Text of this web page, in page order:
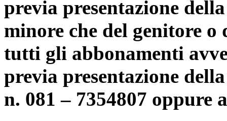
previa presentazione
minore che del genitore
tutti gli abbonamenti
previa presentazione
n. 081 – 7354807 oppure